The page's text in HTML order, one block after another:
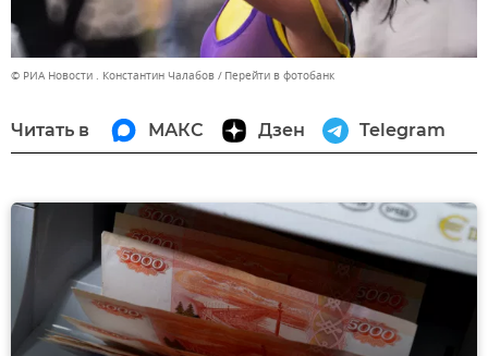
© РИА Новости . Константин Чалабов Перейти в фотобанк
Читать в МАКС Дзен Telegram